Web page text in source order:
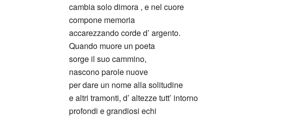
cambia solo dimora , e nel cuore
compone memoria
accarezzando corde d’ argento.
Quando muore un poeta
sorge il suo cammino,
nascono parole nuove
per dare un nome alla solitudine
e altri tramonti, d’ altezze tutt’ intorno
profondi e grandiosi echi